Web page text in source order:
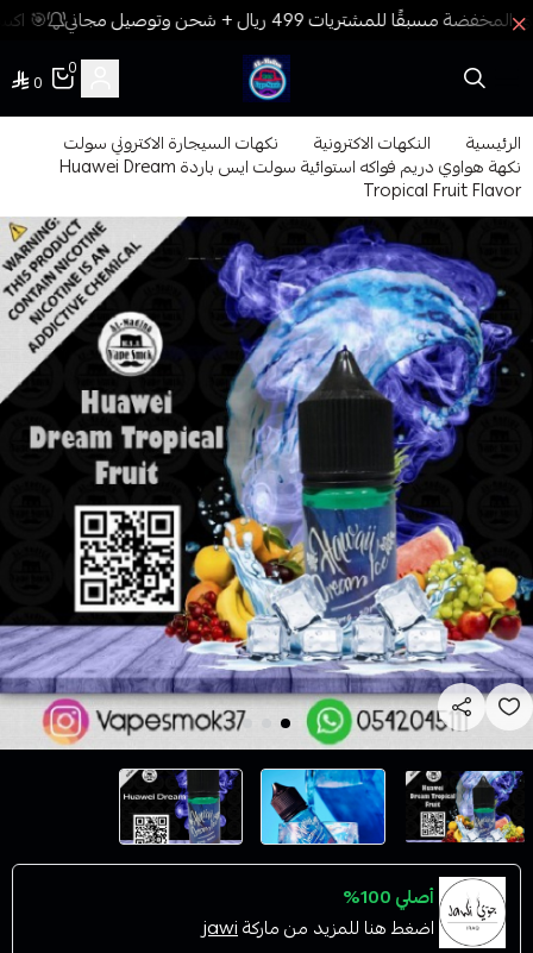
🎯
فيب المدينة
0
0
الرئيسية النكهات الاكترونية نكهات السيجارة الاكتروني سولت
نكهة هواوي دريم فواكه استوائية سولت ايس باردة Huawei Dream
Tropical Fruit Flavor
أصلي 100%
اضغط هنا للمزيد من ماركةjawi